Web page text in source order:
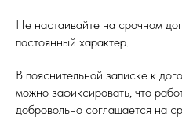
Не настаивайте на срочном
постоянный характер.
В пояснительной записке к
можно зафиксировать, что
добровольно соглашается на